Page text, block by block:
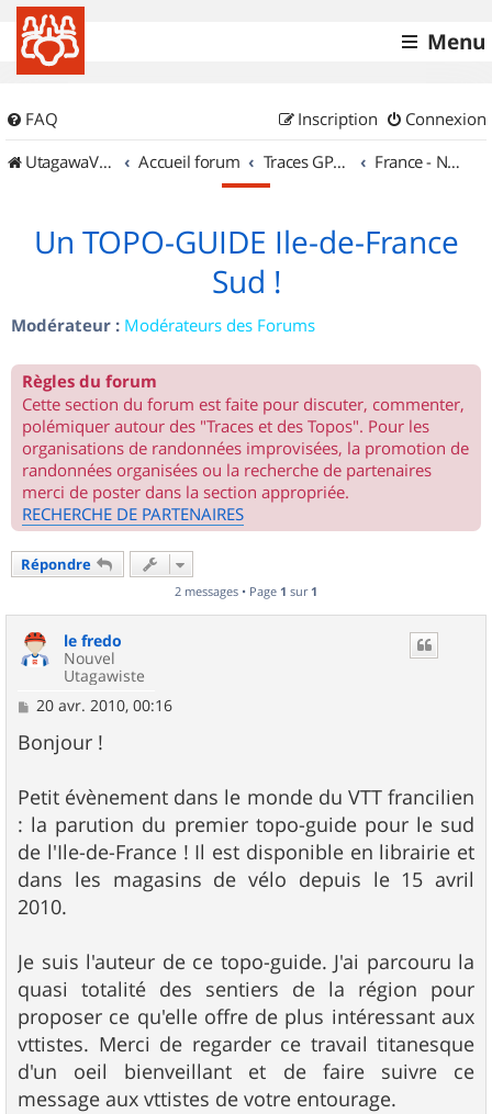
Menu
FAQ Connexion
Inscription
UtagawaVTT (Randos VTT et VTTAE avec traces GPS)
Accueil forum Traces GPS de randos VTT France - Nord Est
Un TOPO-GUIDE Ile-de-France
Sud !
Modérateur : Modérateurs des Forums
Règles du forum
Cette section du forum est faite pour discuter, commenter,
polémiquer autour des "Traces et des Topos". Pour les
organisations de randonnées improvisées, la promotion de
randonnées organisées ou la recherche de partenaires
merci de poster dans la section appropriée.
RECHERCHE DE PARTENAIRES
Répondre
2 messages • Page 1 sur 1
le fredo
Nouvel
Utagawiste
M
s
s
g
e
20 avr. 2010, 00:16
Bonjour !
Petit évènement dans le monde du VTT francilien
: la parution du premier topo-guide pour le sud
de l'Ile-de-France ! Il est disponible en librairie et
dans les magasins de vélo depuis le 15 avril
2010.
Je suis l'auteur de ce topo-guide. J'ai parcouru la
quasi totalité des sentiers de la région pour
proposer ce qu'elle offre de plus intéressant aux
vttistes. Merci de regarder ce travail titanesque
d'un oeil bienveillant et de faire suivre ce
message aux vttistes de votre entourage.